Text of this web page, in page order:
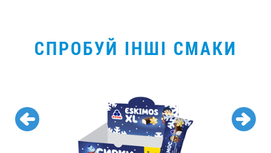
СПРОБУЙ ІНШІ СМАКИ